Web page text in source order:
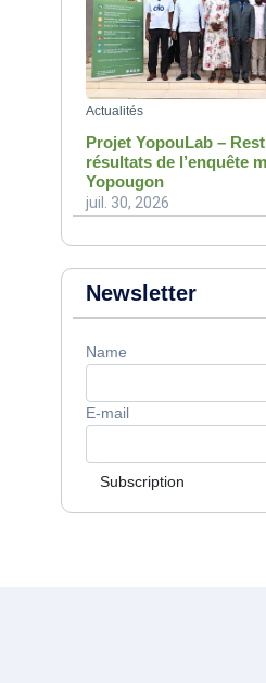
Actualités
Projet YopouLab –
résultats de l’enquête
Yopougon
juil. 30, 2026
Newsletter
Name
E-mail
Subscription